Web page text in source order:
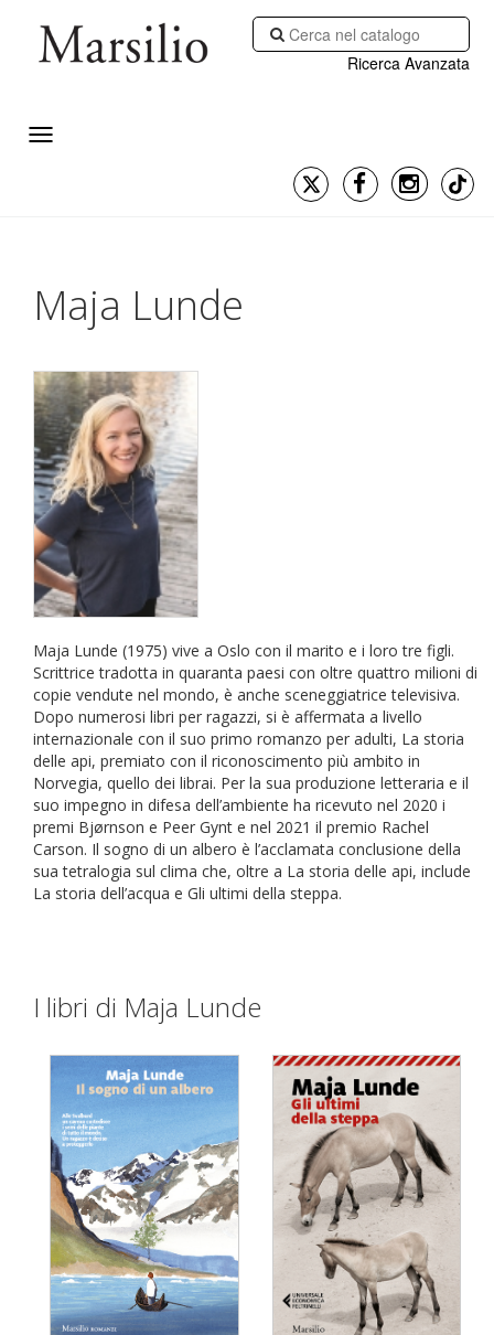
Ricerca Avanzata
Maja Lunde
Maja Lunde (1975) vive a Oslo con il marito e i loro tre figli.
Scrittrice tradotta in quaranta paesi con oltre quattro milioni di
copie vendute nel mondo, è anche sceneggiatrice televisiva.
Dopo numerosi libri per ragazzi, si è affermata a livello
internazionale con il suo primo romanzo per adulti, La storia
delle api, premiato con il riconoscimento più ambito in
Norvegia, quello dei librai. Per la sua produzione letteraria e il
suo impegno in difesa dell’ambiente ha ricevuto nel 2020 i
premi Bjørnson e Peer Gynt e nel 2021 il premio Rachel
Carson. Il sogno di un albero è l’acclamata conclusione della
sua tetralogia sul clima che, oltre a La storia delle api, include
La storia dell’acqua e Gli ultimi della steppa.
I libri di Maja Lunde